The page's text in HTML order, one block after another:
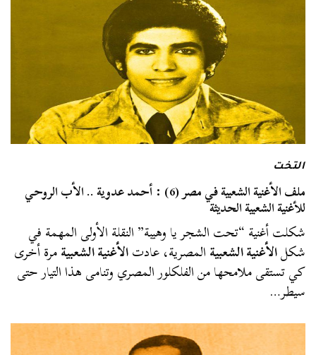
التخت
ملف الأغنية الشعبية في مصر (6) : أحمد عدوية .. الأب الروحي
للأغنية الشعبية الحديثة
شكلت أغنية “تحت الشجر يا وهيبة” النقلة الأولى المهمة في
شكلالأغنية الشعبيةالمصرية، عادتالأغنية الشعبيةمرة أخرى
كي تستقى ملامحها من الفلكلور المصري وتنامى هذا التيار حتى
سيطر…